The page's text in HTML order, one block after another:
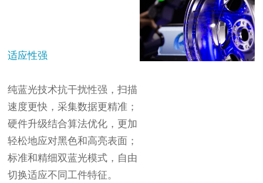
适应性强
纯蓝光技术抗干扰性强，扫描
速度更快，采集数据更精准；
硬件升级结合算法优化，更加
轻松地应对黑色和高亮表面；
标准和精细双蓝光模式，自由
切换适应不同工件特征。